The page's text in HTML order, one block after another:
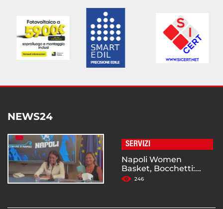
NEWS24
SERVIZI
Napoli Women
Basket, Bocchetti:...
246